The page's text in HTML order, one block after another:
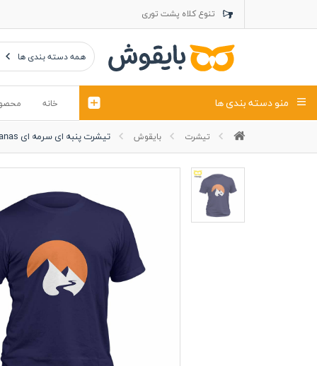
تنوع کلاه پشت توری
تنوع کلاه کتان
تنوع تراول ماک
همه دسته بندی ها
خانه منو دسته بندی ها
تیشرت بایقوش تیشرت پنبه ای سرمه ای montanas